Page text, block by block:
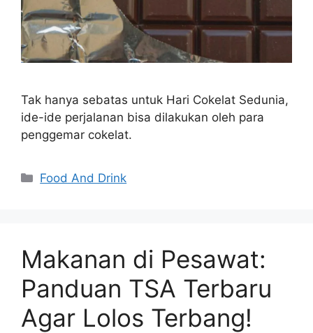
Tak hanya sebatas untuk Hari Cokelat Sedunia,
ide-ide perjalanan bisa dilakukan oleh para
penggemar cokelat.
Categories
Food And Drink
Makanan di Pesawat:
Panduan TSA Terbaru
Agar Lolos Terbang!